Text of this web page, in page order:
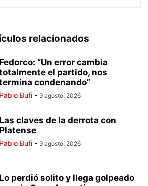
relacionados
Fedorco: “Un error cambia
totalmente el partido, nos
termina condenando”
Pablo Bufi - 9 agosto, 2026
Las claves de la derrota con
Platense
Pablo Bufi - 9 agosto, 2026
Lo perdió solito y llega golpeado